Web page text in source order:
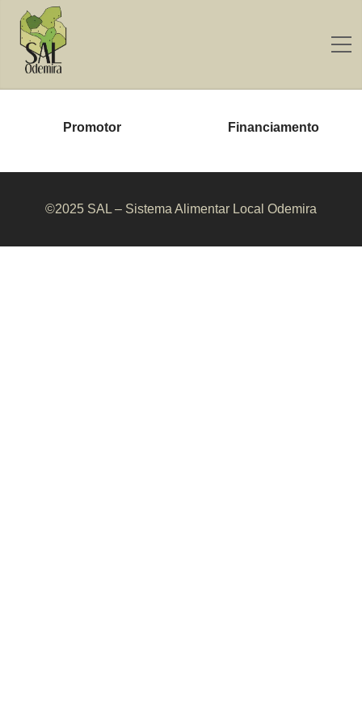
Promotor Financiamento
©2025 SAL – Sistema Alimentar Local Odemira